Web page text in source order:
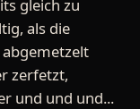
gleich zu
als die
zerfetzt,
und und und...